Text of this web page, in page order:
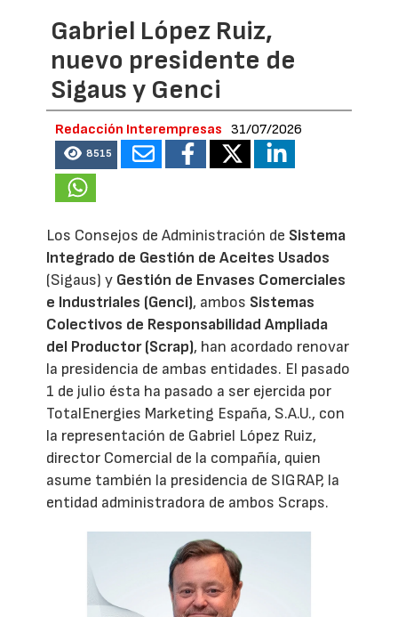
Gabriel López Ruiz,
nuevo presidente de
Sigaus y Genci
Redacción Interempresas 31/07/2026
8515
Los Consejos de Administración de Sistema
Integrado de Gestión de Aceites Usados
(Sigaus) y Gestión de Envases Comerciales
e Industriales (Genci), ambos Sistemas
Colectivos de Responsabilidad Ampliada
del Productor (Scrap), han acordado renovar
la presidencia de ambas entidades. El pasado
1 de julio ésta ha pasado a ser ejercida por
TotalEnergies Marketing España, S.A.U., con
la representación de Gabriel López Ruiz,
director Comercial de la compañía, quien
asume también la presidencia de SIGRAP, la
entidad administradora de ambos Scraps.